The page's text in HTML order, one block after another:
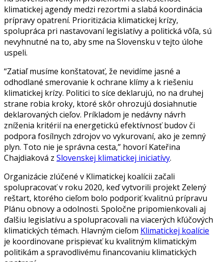
klimatickej agendy medzi rezortmi a slabá koordinácia
prípravy opatrení. Prioritizácia klimatickej krízy,
spolupráca pri nastavovaní legislatívy a politická vôľa, sú
nevyhnutné na to, aby sme na Slovensku v tejto úlohe
uspeli.
“Zatiaľ musíme konštatovať, že nevidíme jasné a
odhodlané smerovanie k ochrane klímy a k riešeniu
klimatickej krízy. Politici to síce deklarujú, no na druhej
strane robia kroky, ktoré skôr ohrozujú dosiahnutie
deklarovaných cieľov. Príkladom je nedávny návrh
zníženia kritérií na energetickú efektívnosť budov či
podpora fosílnych zdrojov vo vykurovaní, ako je zemný
plyn. Toto nie je správna cesta,” hovorí Kateřina
Chajdiaková z Slovenskej klimatickej iniciatívy.
Organizácie zlúčené v Klimatickej koalícii začali
spolupracovať v roku 2020, keď vytvorili projekt Zelený
reštart, ktorého cieľom bolo podporiť kvalitnú prípravu
Plánu obnovy a odolnosti. Spoločne pripomienkovali aj
ďalšiu legislatívu a spolupracovali na viacerých kľúčových
klimatických témach. Hlavným cieľom Klimatickej koalície
je koordinovane prispievať ku kvalitným klimatickým
politikám a spravodlivému financovaniu klimatických